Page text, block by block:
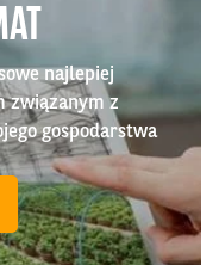
najlepiej
związanym z
gospodarstwa